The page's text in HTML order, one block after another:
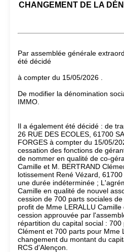
CHANGEMENT DE LA
Par assemblée générale
été décidé
à compter du 15/05/2026 .
De modifier la dénomination
IMMO.
Il a également été décidé : de
26 RUE DES ECOLES, 61700
FORGES à compter du 15/05/
cessation des fonctions de
de nommer en qualité de co-
Camille et M. BERTRAND
lotissement René Vézard,
une durée indéterminée ;
Camille en qualité de nouvel
cession de 700 parts sociales
profit de Mme LERALLU
cession approuvée par
répartition du capital social :
Clément et 700 parts pour Mme
changement du montant du
RCS d'Alençon.